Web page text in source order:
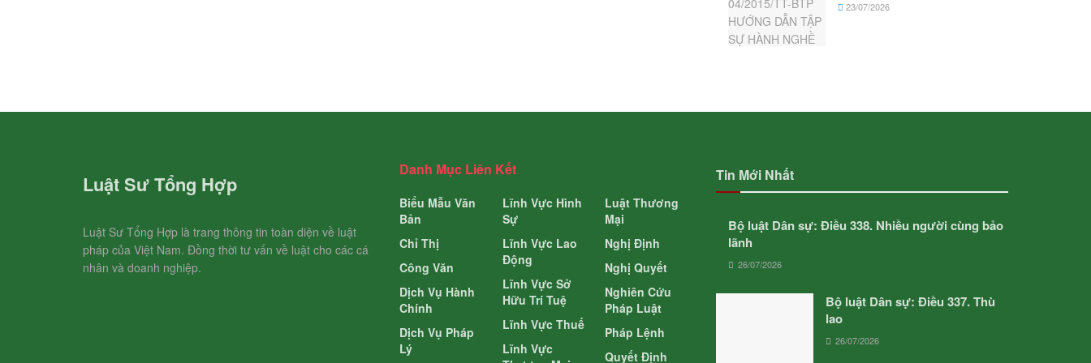
23/07/2026
Luật Sư Tổng Hợp
Luật Sư Tổng Hợp là trang thông tin toàn diện về luật
pháp của Việt Nam. Đồng thời tư vấn về luật cho các cá
nhân và doanh nghiệp.
Danh Mục Liên Kết
Biểu Mẫu Văn
Bản
Chỉ Thị
Công Văn
Dịch Vụ Hành
Chính
Dịch Vụ Pháp
Lý
Lĩnh Vực Hình
Sự
Lĩnh Vực Lao
Động
Lĩnh Vực Sở
Hữu Trí Tuệ
Lĩnh Vực Thuế
Lĩnh Vực
Luật Thương
Mại
Nghị Định
Nghị Quyết
Nghiên Cứu
Pháp Luật
Pháp Lệnh
Quyết Định
Tin Mới Nhất
Bộ luật Dân sự: Điều 338. Nhiều người cùng bảo
lãnh
26/07/2026
Bộ luật Dân sự: Điều 337. Thù
lao
26/07/2026